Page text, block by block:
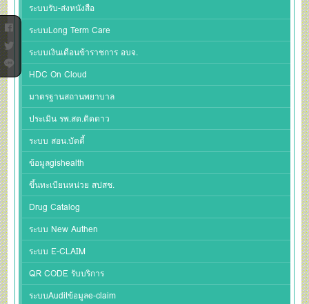
ระบบรับ-ส่งหนังสือ
ระบบLong Term Care
ระบบเงินเดือนข้าราชการ อบจ.
HDC On Cloud
มาตรฐานสถานพยาบาล
ประเมิน รพ.สต.ติดดาว
ระบบ สอน.บัดดี้
ข้อมูลgishealth
ขึ้นทะเบียนหน่วย สปสช.
Drug Catalog
ระบบ New Authen
ระบบ E-CLAIM
QR CODE รับบริการ
ระบบAuditข้อมูลe-claim